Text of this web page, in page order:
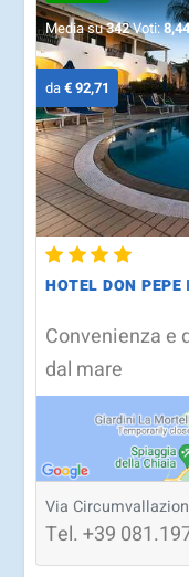
Media su342Voti:
da€ 92,71
HOTEL DON PEPE
Convenienza e
dal mare
Via
Tel.+39